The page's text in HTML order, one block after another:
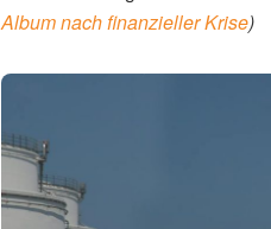
Album nach finanzieller Krise)